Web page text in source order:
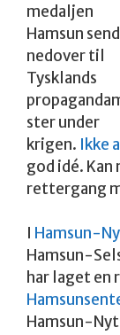
medaljen
Hamsun
nedover til
Tysklands
ster under
krigen. Ikke
god idé.
rettergang
I Hamsun-
Hamsun-
har laget en
Hamsun-